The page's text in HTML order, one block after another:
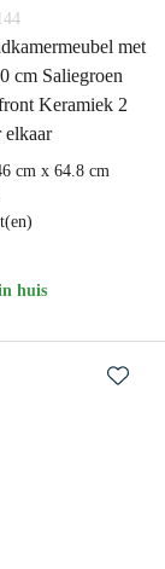
met
cm Saliegroen
Keramiek 2
elkaar
cm x 64.8 cm
huis